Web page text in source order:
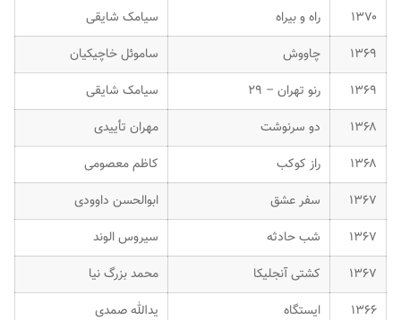
۱۳۷۰
راه و بیراه
سیامک شایقی
۱۳۶۹
چاووش
ساموئل خاچیکیان
۱۳۶۹
رنو تهران – ۲۹
سیامک شایقی
۱۳۶۸
دو سرنوشت
مهران تأییدی
۱۳۶۸
راز کوکب
کاظم معصومی
۱۳۶۷
سفر عشق
ابوالحسن داوودی
۱۳۶۷
شب حادثه
سیروس الوند
۱۳۶۷
کشتی آنجلیکا
محمد بزرگ نیا
۱۳۶۶
ایستگاه
یدالله صمدی